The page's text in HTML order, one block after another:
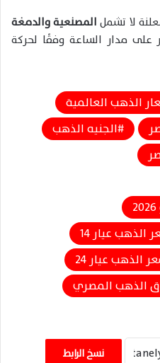
لا تشمل المصنعية والدمغة
على مدار الساعة وفقًا لحركة
الذهب العالمية
الجنيه الذهب
الذهب عيار 14
الذهب عيار 24
الذهب المصري
نسخ الرابط